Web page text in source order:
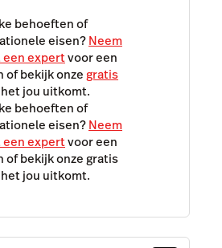
behoeften of
eisen?Neem
expertvoor een
of bekijk onze gratis
jou uitkomt.
behoeften of
eisen?Neem
expertvoor een
of bekijk onze gratis
jou uitkomt.